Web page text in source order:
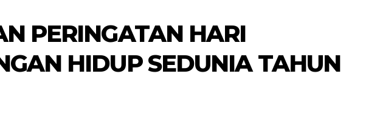
PERINGATAN HARI
HIDUP SEDUNIA TAHUN